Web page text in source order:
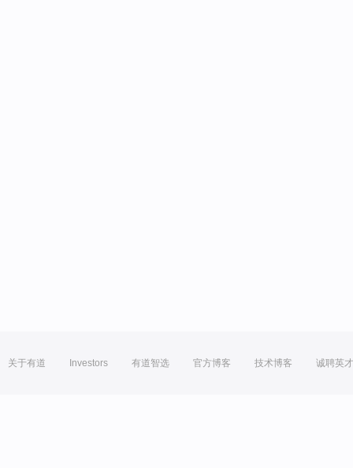
关于有道 Investors 有道智选 官方博客 技术博客 诚聘英才